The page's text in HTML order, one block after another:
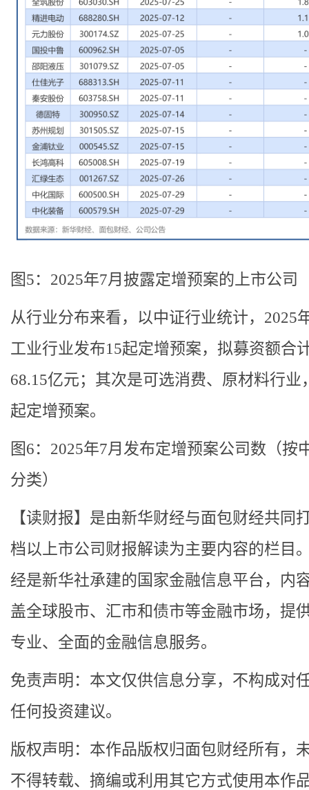
图5：2025年7月披露定增预案的上市公司
从行业分布来看，以中证行业统计，2025
工业行业发布15起定增预案，拟募资额合
68.15亿元；其次是可选消费、原材料行业
起定增预案。
图6：2025年7月发布定增预案公司数（按
分类）
【读财报】是由新华财经与面包财经共同
档以上市公司财报解读为主要内容的栏目
经是新华社承建的国家金融信息平台，内
盖全球股市、汇市和债市等金融市场，提
专业、全面的金融信息服务。
免责声明：本文仅供信息分享，不构成对
任何投资建议。
版权声明：本作品版权归面包财经所有，
不得转载、摘编或利用其它方式使用本作